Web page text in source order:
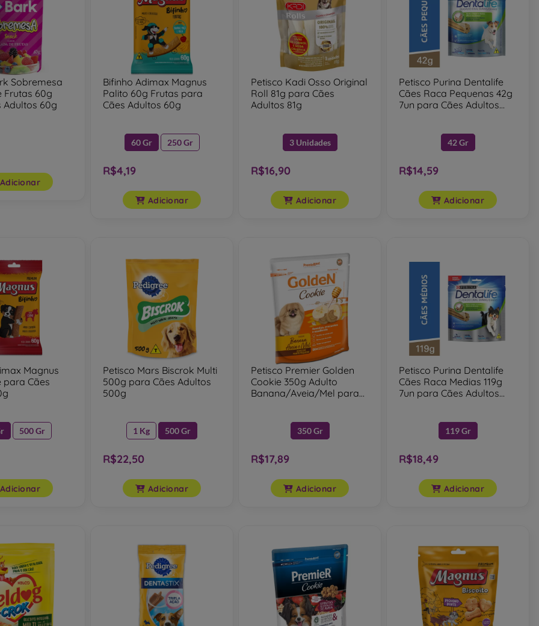
Sobremesa
Frutas 60g
Adultos 60g
Adicionar
Bifinho Adimax Magnus
Palito 60g Frutas para
Cães Adultos 60g
60 Gr 250 Gr
R$4,19
Adicionar
Petisco Kadi Osso Original
Roll 81g para Cães
Adultos 81g
3 Unidades
R$16,90
Adicionar
Petisco Purina Dentalife
Cães Raca Pequenas 42g
7un para Cães Adultos
42 Gr
R$14,59
Adicionar
Magnus
para Cães
500 Gr
Adicionar
Petisco Mars Biscrok Multi
500g para Cães Adultos
500g
1 Kg 500 Gr
R$22,50
Adicionar
Petisco Premier Golden
Cookie 350g Adulto
Banana/Aveia/Mel para
350 Gr
R$17,89
Adicionar
Petisco Purina Dentalife
Cães Raca Medias 119g
7un para Cães Adultos
119 Gr
R$18,49
Adicionar